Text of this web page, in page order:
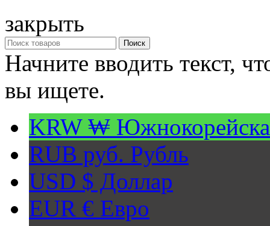
закрыть
Поиск
Начните вводить текст,
вы ищете.
KRW ₩
RUB руб. Рубль
USD $ Доллар
EUR € Евро